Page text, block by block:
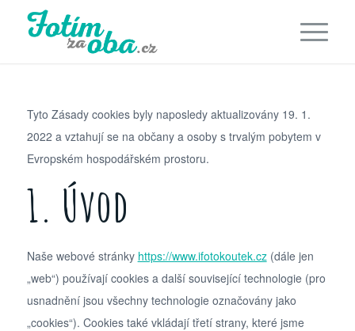
Tyto Zásady cookies byly naposledy aktualizovány 19. 1.
2022 a vztahují se na občany a osoby s trvalým pobytem v
Evropském hospodářském prostoru.
1. Úvod
Naše webové stránky https://www.ifotokoutek.cz(dále jen
„web“) používají cookies a další související technologie (pro
usnadnění jsou všechny technologie označovány jako
„cookies“). Cookies také vkládají třetí strany, které jsme